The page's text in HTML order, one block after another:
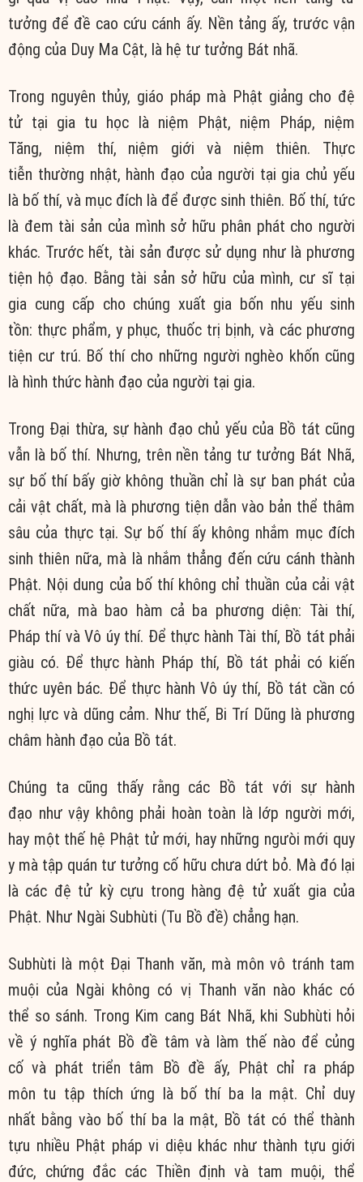
tưởng để đề cao cứu cánh ấy. Nền tảng ấy, trước vận
động của Duy Ma Cật, là hệ tư tưởng Bát nhã.
Trong nguyên thủy, giáo pháp mà Phật giảng cho đệ
tử tại gia tu học là niệm Phật, niệm Pháp, niệm
Tăng, niệm thí, niệm giới và niệm thiên. Thực
tiễn thường nhật, hành đạo của người tại gia chủ yếu
là bố thí, và mục đích là để được sinh thiên. Bố thí, tức
là đem tài sản của mình sở hữu phân phát cho người
khác. Trước hết, tài sản được sử dụng như là phương
tiện hộ đạo. Bằng tài sản sở hữu của mình, cư sĩ tại
gia cung cấp cho chúng xuất gia bốn nhu yếu sinh
tồn: thực phẩm, y phục, thuốc trị bịnh, và các phương
tiện cư trú. Bố thí cho những người nghèo khốn cũng
là hình thức hành đạo của người tại gia.
Trong Đại thừa, sự hành đạo chủ yếu của Bồ tát cũng
vẫn là bố thí. Nhưng, trên nền tảng tư tưởng Bát Nhã,
sự bố thí bấy giờ không thuần chỉ là sự ban phát của
cải vật chất, mà là phương tiện dẫn vào bản thể thâm
sâu của thực tại. Sự bố thí ấy không nhắm mục đích
sinh thiên nữa, mà là nhắm thẳng đến cứu cánh thành
Phật. Nội dung của bố thí không chỉ thuần của cải vật
chất nữa, mà bao hàm cả ba phương diện: Tài thí,
Pháp thí và Vô úy thí. Để thực hành Tài thí, Bồ tát phải
giàu có. Để thực hành Pháp thí, Bồ tát phải có kiến
thức uyên bác. Để thực hành Vô úy thí, Bồ tát cần có
nghị lực và dũng cảm. Như thế, Bi Trí Dũng là phương
châm hành đạo của Bồ tát.
Chúng ta cũng thấy rằng các Bồ tát với sự hành
đạo như vậy không phải hoàn toàn là lớp người mới,
hay một thế hệ Phật tử mới, hay những ngưòi mới quy
y mà tập quán tư tưởng cố hữu chưa dứt bỏ. Mà đó lại
là các đệ tử kỳ cựu trong hàng đệ tử xuất gia của
Phật. Như Ngài Subhùti (Tu Bồ đề) chẳng hạn.
Subhùti là một Đại Thanh văn, mà môn vô tránh tam
muội của Ngài không có vị Thanh văn nào khác có
thể so sánh. Trong Kim cang Bát Nhã, khi Subhùti hỏi
về ý nghĩa phát Bồ đề tâm và làm thế nào để củng
cố và phát triển tâm Bồ đề ấy, Phật chỉ ra pháp
môn tu tập thích ứng là bố thí ba la mật. Chỉ duy
nhất bằng vào bố thí ba la mật, Bồ tát có thể thành
tựu nhiều Phật pháp vi diệu khác như thành tựu giới
đức, chứng đắc các Thiền định và tam muội, thể